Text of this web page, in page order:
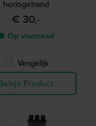
horlogeband
€ 30,-
Op voorraad
Vergelijk
Product